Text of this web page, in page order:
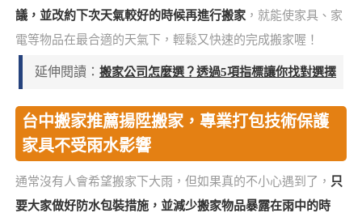
議，並改約下次天氣較好的時候再進行搬家，就能使家具、家
電等物品在最合適的天氣下，輕鬆又快速的完成搬家喔！
延伸閱讀：搬家公司怎麼選？透過5項指標讓你找對選擇
台中搬家推薦揚陞搬家，專業打包技術保護
家具不受雨水影響
通常沒有人會希望搬家下大雨，但如果真的不小心遇到了， 只
要大家做好防水包裝措施，並減少搬家物品暴露在雨中的時